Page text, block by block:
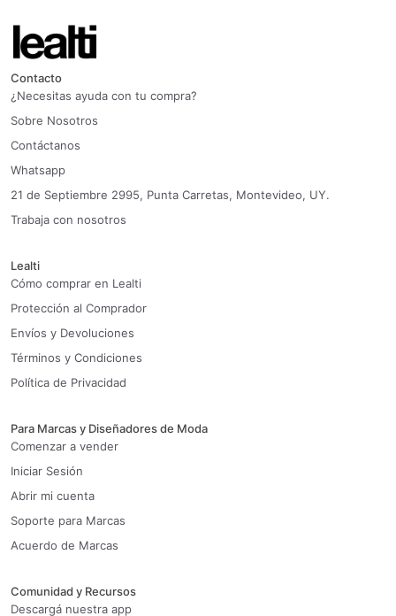
Contacto
¿Necesitas ayuda con tu compra?
Sobre Nosotros
Contáctanos
Whatsapp
21 de Septiembre 2995, Punta Carretas, Montevideo, UY.
Trabaja con nosotros
Lealti
Cómo comprar en Lealti
Protección al Comprador
Envíos y Devoluciones
Términos y Condiciones
Política de Privacidad
Para Marcas y Diseñadores de Moda
Comenzar a vender
Iniciar Sesión
Abrir mi cuenta
Soporte para Marcas
Acuerdo de Marcas
Comunidad y Recursos
Descargá nuestra app